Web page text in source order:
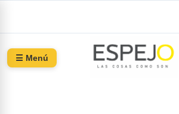
☰ Menú